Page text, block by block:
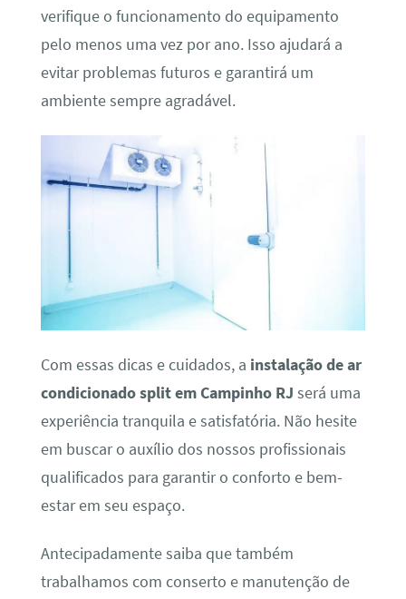
verifique o funcionamento do equipamento
pelo menos uma vez por ano. Isso ajudará a
evitar problemas futuros e garantirá um
ambiente sempre agradável.
Com essas dicas e cuidados, a instalação de ar
condicionado split em Campinho RJ será uma
experiência tranquila e satisfatória. Não hesite
em buscar o auxílio dos nossos profissionais
qualificados para garantir o conforto e bem-
estar em seu espaço.
Antecipadamente saiba que também
trabalhamos com conserto e manutenção de